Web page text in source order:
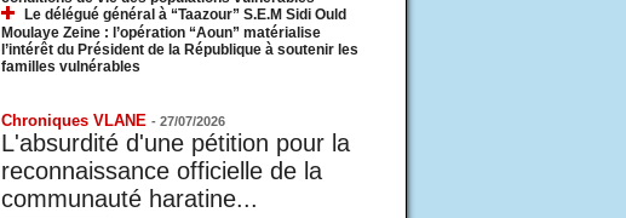
Le délégué général à “Taazour” S.E.M Sidi Ould
Moulaye Zeine : l’opération “Aoun” matérialise
l’intérêt du Président de la République à soutenir les
familles vulnérables
Chroniques VLANE - 27/07/2026
L'absurdité d'une pétition pour la
reconnaissance officielle de la
communauté haratine...